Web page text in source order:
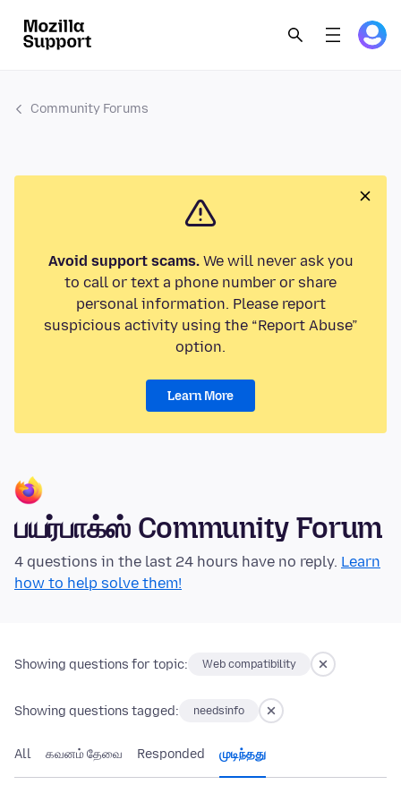
Community Forums
Avoid support scams.We will never ask you
to call or text a phone number or share
personal information. Please report
suspicious activity using the “Report Abuse”
option.
Learn More
பயர்பாக்ஸ் Community Forum
4 questions in the last 24 hours have no reply. Learn
how to help solve them!
Showing questions for topic: Web compatibility
Showing questions tagged: needsinfo
All கவனம் தேவை Responded முடிந்தது